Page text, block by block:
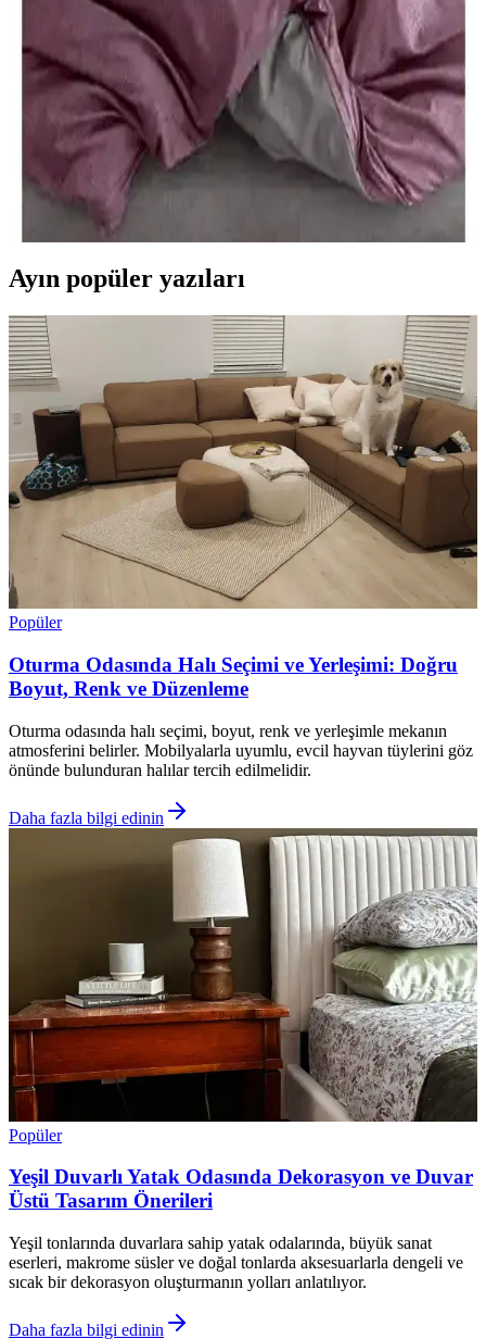
Marla Home'un siyah ve gri desenli çift kişilik yorgan seti, şık
tasarımı ve yüksek kaliteli malzemeleriyle yıl boyunca rahatlık sunar,
estetik ve fonksiyonelliği bir arada sağlar.
Always Pamuklu ve Ranforce Tek Kişilik Nevresim
Takımları Karşılaştırması
İki popüler tek kişilik nevresim takımı olan Pamuklu ve Ranforce
modellerinin özellikleri, kullanıcı yorumları ve kullanım deneyimleri
detaylı şekilde karşılaştırıldı.
Ayın popüler yazıları
Popüler
Oturma Odasında Halı Seçimi ve Yerleşimi: Doğru
Boyut, Renk ve Düzenleme
Oturma odasında halı seçimi, boyut, renk ve yerleşimle mekanın
atmosferini belirler. Mobilyalarla uyumlu, evcil hayvan tüylerini göz
önünde bulunduran halılar tercih edilmelidir.
Daha fazla bilgi edinin
Popüler
Yeşil Duvarlı Yatak Odasında Dekorasyon ve Duvar
Üstü Tasarım Önerileri
Yeşil tonlarında duvarlara sahip yatak odalarında, büyük sanat
eserleri, makrome süsler ve doğal tonlarda aksesuarlarla dengeli ve
sıcak bir dekorasyon oluşturmanın yolları anlatılıyor.
Daha fazla bilgi edinin